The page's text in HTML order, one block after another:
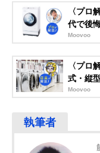
〈プロ
代で後
Moovoo
〈プロ
式・縦
Moovoo